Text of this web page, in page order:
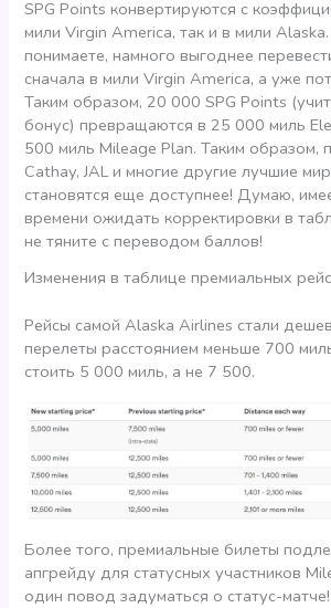
SPG Points конвертируются с
мили Virgin America, так и в мили
понимаете, намного выгоднее
сначала в мили Virgin America, а уже
Таким образом, 20 000 SPG Points
бонус) превращаются в 25 000 миль
500 миль Mileage Plan. Таким образом,
Cathay, JAL и многие другие лучшие
становятся еще доступнее! Думаю,
времени ожидать корректировки в
не тяните с переводом баллов!
Изменения в таблице премиальных
Рейсы самой Alaska Airlines стали
перелеты расстоянием меньше 700
стоить 5 000 миль, а не 7 500.
Более того, премиальные билеты
апгрейду для статусных участников
один повод задуматься о статус-матче!